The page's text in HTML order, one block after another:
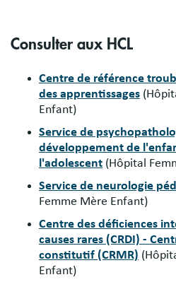
Consulter aux HCL
Centre de référence
des apprentissages
Enfant)
Service de
développement de
l'adolescent (Hôpital
Service de neurologie
Femme Mère Enfant)
Centre des déficiences
causes rares (CRDI) -
constitutif (CRMR)
Enfant)